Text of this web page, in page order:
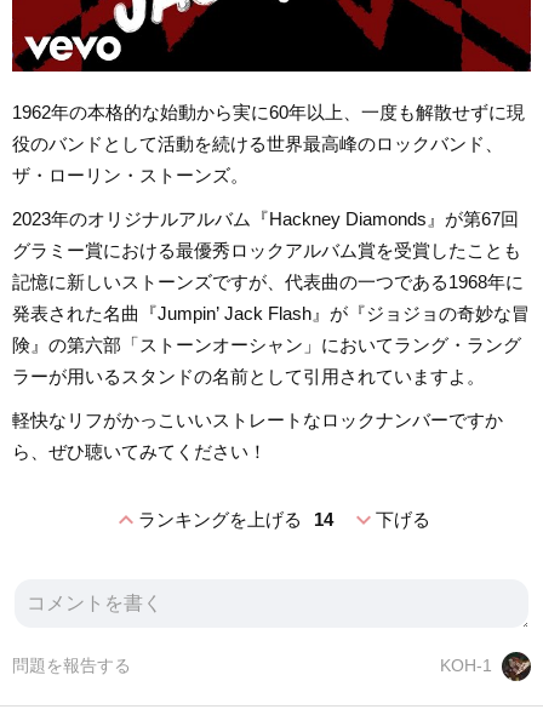
1962年の本格的な始動から実に60年以上、一度も解散せずに現
役のバンドとして活動を続ける世界最高峰のロックバンド、
ザ・ローリン・ストーンズ。
2023年のオリジナルアルバム『Hackney Diamonds』が第67回
グラミー賞における最優秀ロックアルバム賞を受賞したことも
記憶に新しいストーンズですが、代表曲の一つである1968年に
発表された名曲『Jumpin’ Jack Flash』が『ジョジョの奇妙な冒
険』の第六部「ストーンオーシャン」においてラング・ラング
ラーが用いるスタンドの名前として引用されていますよ。
軽快なリフがかっこいいストレートなロックナンバーですか
ら、ぜひ聴いてみてください！
expand_lessランキングを上げる 14 expand_more下げる
KOH-1
問題を報告する